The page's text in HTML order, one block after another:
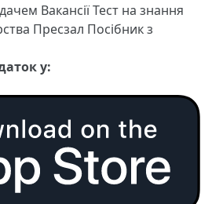
ВакансіїТест на знання
Пресзал Посібник з
у: